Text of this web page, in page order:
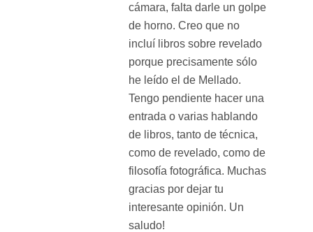
cámara, falta darle un golpe
de horno. Creo que no
incluí libros sobre revelado
porque precisamente sólo
he leído el de Mellado.
Tengo pendiente hacer una
entrada o varias hablando
de libros, tanto de técnica,
como de revelado, como de
filosofía fotográfica. Muchas
gracias por dejar tu
interesante opinión. Un
saludo!